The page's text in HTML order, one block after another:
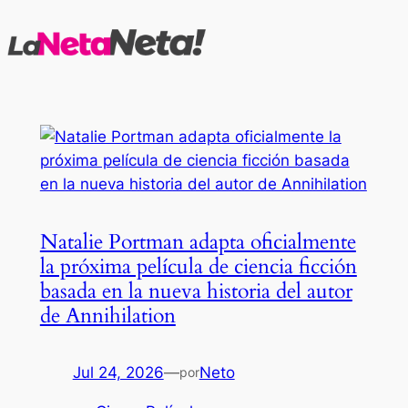
al
Natalie Portman adapta oficialmente
la próxima película de ciencia ficción
basada en la nueva historia del autor
de Annihilation
Jul 24, 2026—porNeto